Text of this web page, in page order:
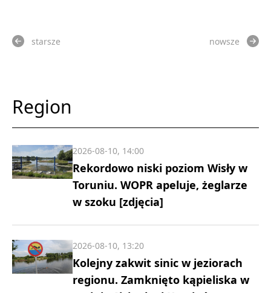
starsze nowsze
Region
Rekordowo niski poziom Wisły w
Toruniu. WOPR apeluje, żeglarze
w szoku [zdjęcia]
2026-08-10, 14:00
Kolejny zakwit sinic w jeziorach
regionu. Zamknięto kąpieliska w
2026-08-10, 13:20